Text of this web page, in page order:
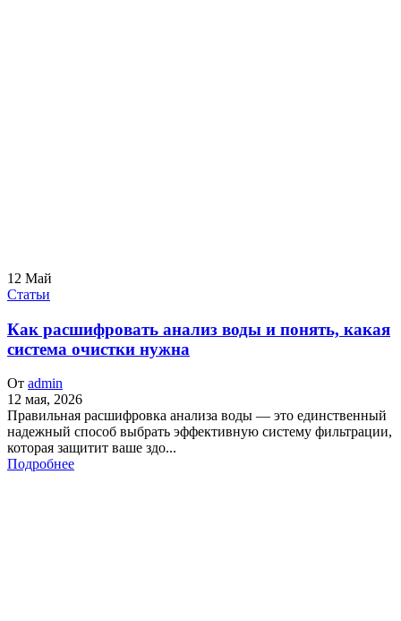
12 Май
Статьи
Как расшифровать анализ воды и понять, какая
система очистки нужна
От admin
12 мая, 2026
Правильная расшифровка анализа воды — это единственный
надежный способ выбрать эффективную систему фильтрации,
которая защитит ваше здо...
Подробнее